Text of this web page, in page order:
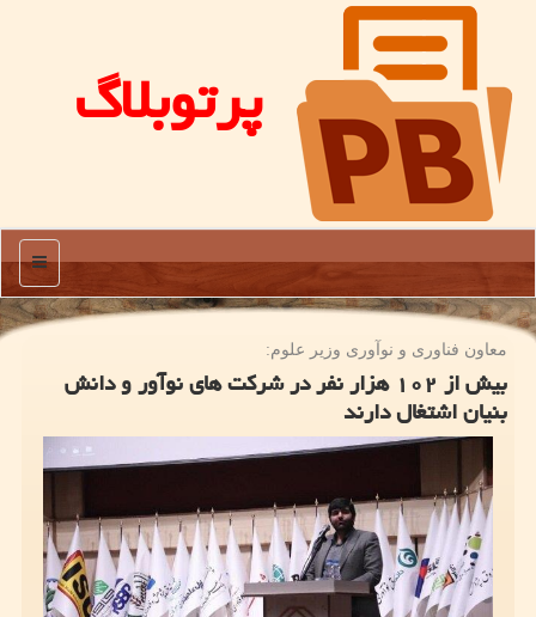
پرتوبلاگ
منو
معاون فناوری و نوآوری وزیر علوم:
بیش از ۱۰۲ هزار نفر در شرکت های نوآور و دانش
بنیان اشتغال دارند